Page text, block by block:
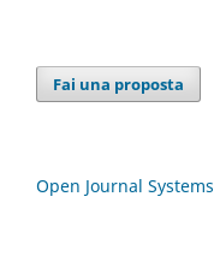
Fai una proposta
Open Journal Systems